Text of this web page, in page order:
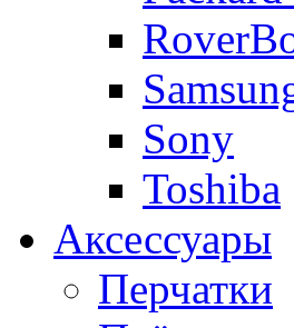
Sony
Toshiba
Аксессуары
Перчатки